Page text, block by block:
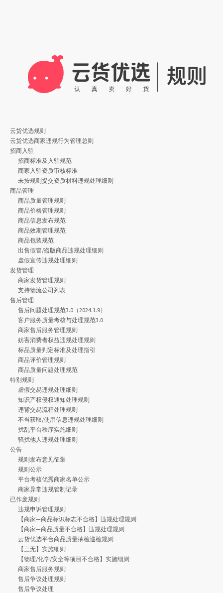
云货优选规则
云货优选商家违规行为管理总则
招商入驻
招商标准及入驻规范
商家入驻资质审核标准
未按规则提交资质材料违规处理细则
商品管理
商品质量管理规则
商品价格管理规则
商品信息发布规范
商品效期管理规范
商品包装规范
出售假冒/盗版商品违规处理细则
虚假宣传违规处理细则
发货管理
商家发货管理规则
支持物流公司列表
售后管理
售后问题处理规范3.0（2024.1.9）
客户服务质量考核与处理规范3.0
商家售后服务管理规则
妨害消费者权益违规处理规则
标品质量判定标准及处理指引
商品评价管理规则
商品质量问题处理规范
特别规则
虚假交易违规处理细则
知识产权侵权通知处理规则
违背交易流程处理规则
不当获取/使用信息违规处理细则
扰乱平台秩序实施细则
骚扰他人违规处理细则
公告
规则发布意见征集
规则公示
平台考核优秀商家名单公示
商家异常违规管制记录
已作废规则
违规申诉管理规则
【商家—商品标识标志不合格】违规处理规则
【商家—商品质量不合格】违规处理规则
云货优选平台商品质量抽检巡检规则
【三无】实施细则
【物理/化学/安全等项目不合格】实施细则
商家售后服务规则
售后争议处理规则
售后争议处理